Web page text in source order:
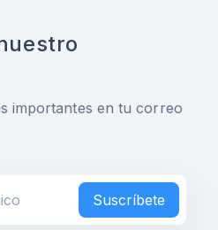
importantes en tu correo
Suscríbete